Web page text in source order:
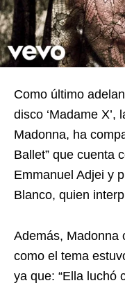
Como último
disco ‘Madame
Madonna, ha
Ballet” que cuenta
Emmanuel Adjei y
Blanco, quien
Además, Madonna
como el tema
ya que: “Ella luchó